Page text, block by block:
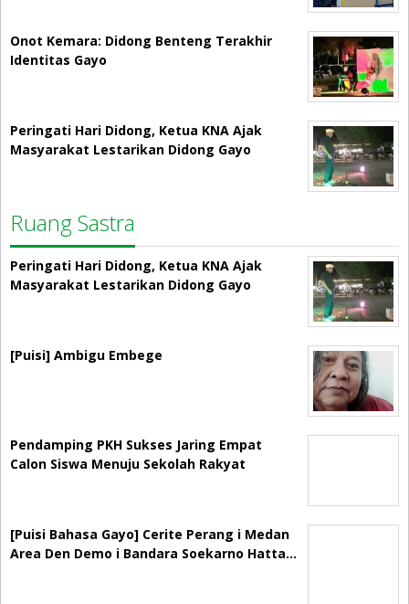
Onot Kemara: Didong Benteng Terakhir
Identitas Gayo
Peringati Hari Didong, Ketua KNA Ajak
Masyarakat Lestarikan Didong Gayo
Ruang Sastra
Peringati Hari Didong, Ketua KNA Ajak
Masyarakat Lestarikan Didong Gayo
[Puisi] Ambigu Embege
Pendamping PKH Sukses Jaring Empat
Calon Siswa Menuju Sekolah Rakyat
[Puisi Bahasa Gayo] Cerite Perang i Medan
Area Den Demo i Bandara Soekarno Hatta…